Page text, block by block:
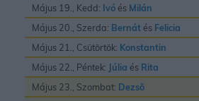
Május 19., Kedd: Ivó és Milán
Május 20., Szerda: Bernát és Felicia
Május 21., Csütörtök: Konstantin
Május 22., Péntek: Júlia és Rita
Május 23., Szombat: Dezsõ